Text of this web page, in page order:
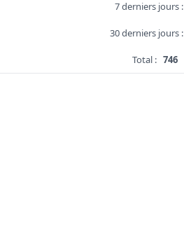
7 derniers jours :
30 derniers jours :
Total : 746